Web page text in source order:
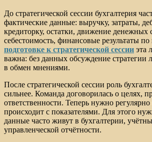
До стратегической сессии бухгалтерия
фактические данные: выручку, затраты,
кредиторку, остатки, движение денежных
себестоимость, финансовые результаты
подготовке к стратегической сессии эта
важна: без данных обсуждение стратегии
в обмен мнениями.
После стратегической сессии роль
сильнее. Команда договорилась о целях,
ответственности. Теперь нужно регулярно
происходит с показателями. Для этого
данные часто живут в бухгалтерии,
управленческой отчётности.